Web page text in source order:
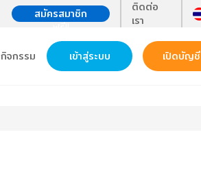
สมัครสมาชิก
ติดต่อ
เรา
กิจกรรม เข้าสู่ระบบ เปิดบัญชี